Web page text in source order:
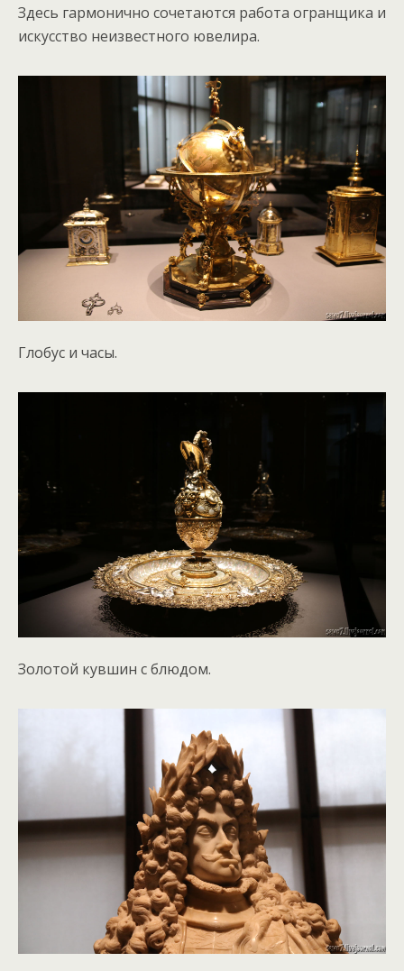
Здесь гармонично сочетаются работа огранщика и
искусство неизвестного ювелира.
Глобус и часы.
Золотой кувшин с блюдом.